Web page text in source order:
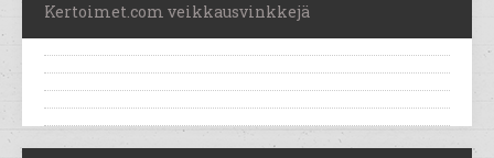
Kertoimet.com veikkausvinkkejä